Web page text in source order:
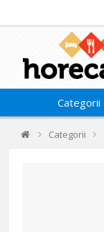
Categorii
Categorii